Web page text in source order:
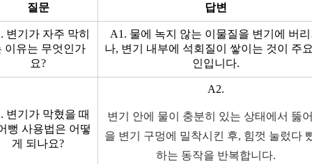
질문 답변
변기가 자주 막히
이유는 무엇인가
요?
A1. 물에 녹지 않는 이물질을 변기에 버
나, 변기 내부에 석회질이 쌓이는 것이 주
인입니다.
변기가 막혔을 때
뻥 사용법은 어떻
게 되나요?
A2.
변기 안에 물이 충분히 있는 상태에서 뚫
을 변기 구멍에 밀착시킨 후, 힘껏 눌렀다
하는 동작을 반복합니다.